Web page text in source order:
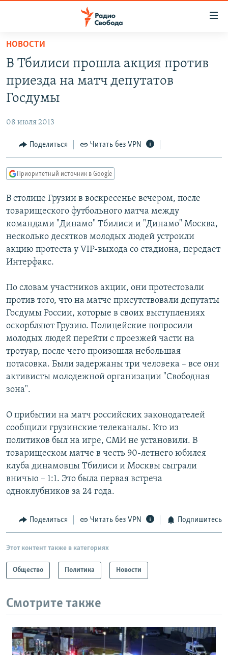
упрощенного
доступа
основному
Вернутся
Вернутся
поиску
ПРОГРАММЫ
АВТОРСКИЕ ПРОЕКТЫ
МНЕНИЯ
КУЛЬТУРА
КАВКАЗ.РЕАЛИИ
СЕВЕР.РЕАЛИИ
СИБИРЬ.РЕАЛИИ
РАСПИСАНИЕ ВЕЩАНИЯ
ПОДПИШИТЕСЬ НА РАССЫЛКУ
СОЦИАЛЬНЫЕ СЕТИ
Все сайты РСЕ/РС
НОВОСТИ
В Тбилиси прошла акция против
приезда на матч депутатов
Госдумы
08 июля 2013
Поделиться Читать без VPN
Приоритетный источник в Google
В столице Грузии в воскресенье вечером, после
товарищеского футбольного матча между
командами "Динамо" Тбилиси и "Динамо" Москва,
несколько десятков молодых людей устроили
акцию протеста у VIP-выхода со стадиона, передает
Интерфакс.
По словам участников акции, они протестовали
против того, что на матче присутствовали депутаты
Госдумы России, которые в своих выступлениях
оскорбляют Грузию. Полицейские попросили
молодых людей перейти с проезжей части на
тротуар, после чего произошла небольшая
потасовка. Были задержаны три человека – все они
активисты молодежной организации "Свободная
зона".
О прибытии на матч российских законодателей
сообщили грузинские телеканалы. Кто из
политиков был на игре, СМИ не установили. В
товарищеском матче в честь 90-летнего юбилея
клуба динамовцы Тбилиси и Москвы сыграли
вничью – 1:1. Это была первая встреча
одноклубников за 24 года.
Поделиться Читать без VPN Подпишитесь
Этот контент также в категориях
Общество Политика Новости
Смотрите также